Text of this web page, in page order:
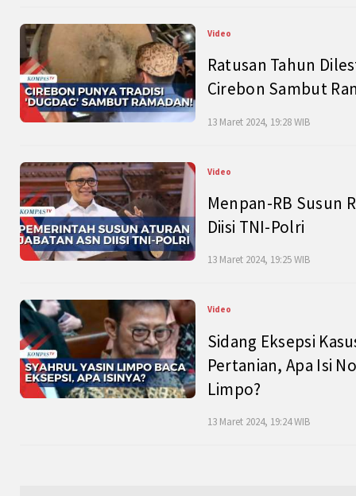
Video
Ratusan Tahun
Cirebon Sambut
13 Maret 2024, 19:28 WIB
Video
Menpan-RB Susun
Diisi TNI-Polri
13 Maret 2024, 19:25 WIB
Video
Sidang Eksepsi
Pertanian, Apa Isi
Limpo?
13 Maret 2024, 19:24 WIB